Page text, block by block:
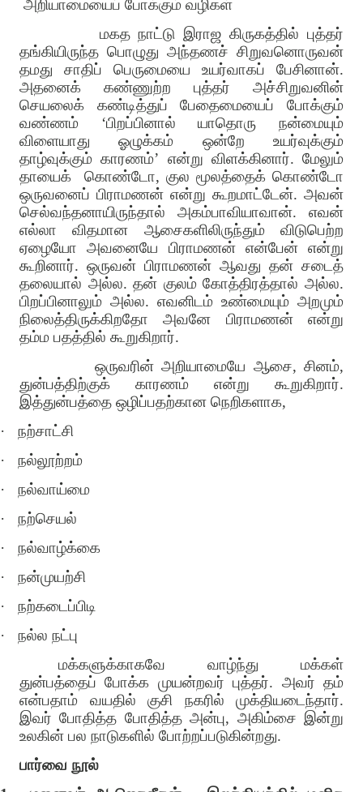
அறியாமையைப் போக்கும் வழிகள்
மகத நாட்டு இராஜ கிருகத்தில் புத்தர்
தங்கியிருந்த பொழுது அந்தணச் சிறுவனொருவன்
தமது சாதிப் பெருமையை உயர்வாகப் பேசினான்.
அதனைக் கண்ணுற்ற புத்தர் அச்சிறுவனின்
செயலைக் கண்டித்துப் பேதைமையைப் போக்கும்
வண்ணம் ‘பிறப்பினால் யாதொரு நன்மையும்
விளையாது ஓழுக்கம் ஒன்றே உயர்வுக்கும்
தாழ்வுக்கும் காரணம்’ என்று விளக்கினார். மேலும்
தாயைக்
கொண்டோ, குல மூலத்தைக் கொண்டோ
ஒருவனைப் பிராமணன் என்று கூறமாட்டேன். அவன்
செல்வந்தனாயிருந்தால் அகம்பாவியாவான். எவன்
எல்லா விதமான ஆசைகளிலிருந்தும் விடுபெற்ற
ஏழையோ அவனையே பிராமணன் என்பேன் என்று
கூறினார். ஒருவன் பிராமணன் ஆவது தன் சடைத்
தலையால் அல்ல. தன் குலம் கோத்திரத்தால் அல்ல.
பிறப்பினாலும் அல்ல. எவனிடம் உண்மையும் அறமும்
நிலைத்திருக்கிறதோ அவனே பிராமணன் என்று
தம்ம பதத்தில் கூறுகிறார்.
ஒருவரின் அறியாமையே ஆசை, சினம்,
துன்பத்திற்குக் காரணம் என்று கூறுகிறார்.
இத்துன்பத்தை ஒழிப்பதற்கான நெறிகளாக,
·
நற்சாட்சி
·
நல்லூற்றம்
·
நல்வாய்மை
·
நற்செயல்
·
நல்வாழ்க்கை
·
நன்முயற்சி
·
நற்கடைப்பிடி
·
நல்ல நட்பு
மக்களுக்காகவே வாழ்ந்து மக்கள்
துன்பத்தைப் போக்க முயன்றவர் புத்தர். அவர் தம்
என்பதாம் வயதில் குசி நகரில் முக்தியடைந்தார்.
இவர் போதித்த போதித்த அன்பு, அகிம்சை இன்று
உலகின் பல நாடுகளில் போற்றப்படுகின்றது.
பார்வை நூல்